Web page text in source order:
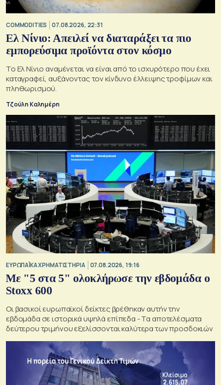
COMMODITIES 07.08.2026, 22:31
Ελ Νίνιο: Απειλεί να διαταράξει τα πιο
εμπορεύσιμα προϊόντα στον κόσμο
Το Ελ Νίνιο αναμένεται να είναι από το ισχυρότερο που έχει
καταγραφεί, αυξάνοντας τον κίνδυνο έλλειψης τροφίμων και
πληθωρισμού.
Τζούλη Καλημέρη
ΕΥΡΩΠΑΪΚΑ ΧΡΗΜΑΤΙΣΤΗΡΙΑ 07.08.2026, 19:16
Με "5 στα 5" ολοκλήρωσε την εβδομάδα ο
Stoxx 600
Οι βασικοί ευρωπαϊκοί δείκτες βρέθηκαν αυτήν την
εβδομάδα σε ιστορικά υψηλά επίπεδα - Τα αποτελέσματα
δεύτερου τριμήνου εξελίσσονται καλύτερα των προσδοκιών